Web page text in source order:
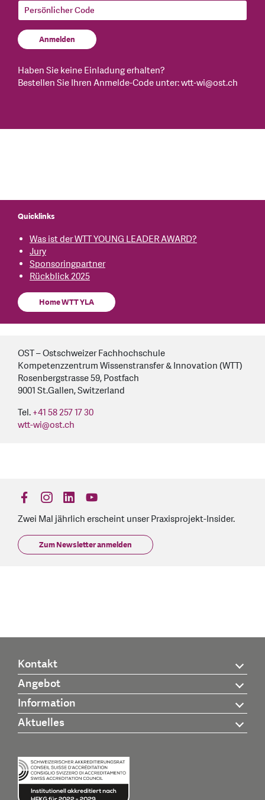
Anmelden
Haben Sie keine Einladung erhalten?
Bestellen Sie Ihren Anmelde-Code unter:wtt-wi@ost.ch
Quicklinks
Was ist der WTT YOUNG LEADER AWARD?
Jury
Sponsoringpartner
Rückblick 2025
Home WTT YLA
OST – Ostschweizer Fachhochschule
Kompetenzzentrum Wissenstransfer & Innovation (WTT)
Rosenbergstrasse 59, Postfach
9001 St.Gallen, Switzerland
Tel.+41 58 257 17 30
wtt-wi@ost.ch
find us on: facebook
find us on: instagram
find us on: linkedin
find us on: youtube
Zwei Mal jährlich erscheint unser Praxisprojekt-Insider.
Zum Newsletter anmelden
Kontakt
Angebot
Information
Aktuelles